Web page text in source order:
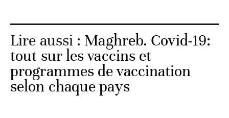
Lire aussi : Maghreb. Covid-19:
tout sur les vaccins et
programmes de vaccination
selon chaque pays